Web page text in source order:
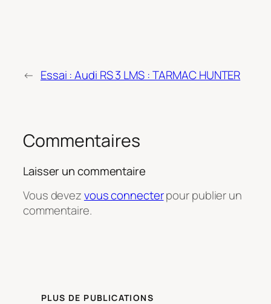
← Essai : Audi RS 3 LMS : TARMAC HUNTER
Commentaires
Laisser un commentaire
Vous devezvous connecterpour publier un
commentaire.
PLUS DE PUBLICATIONS